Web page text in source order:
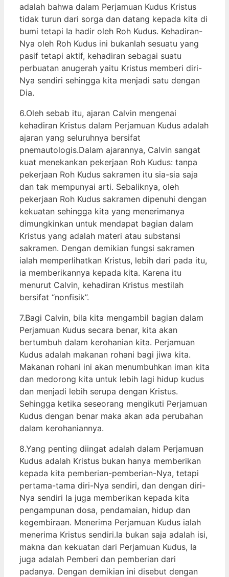
adalah bahwa dalam Perjamuan Kudus Kristus
tidak turun dari sorga dan datang kepada kita di
bumi tetapi Ia hadir oleh Roh Kudus. Kehadiran-
Nya oleh Roh Kudus ini bukanlah sesuatu yang
pasif tetapi aktif, kehadiran sebagai suatu
perbuatan anugerah yaitu Kristus memberi diri-
Nya sendiri sehingga kita menjadi satu dengan
Dia.
6.Oleh sebab itu, ajaran Calvin mengenai
kehadiran Kristus dalam Perjamuan Kudus adalah
ajaran yang seluruhnya bersifat
pnemautologis.Dalam ajarannya, Calvin sangat
kuat menekankan pekerjaan Roh Kudus: tanpa
pekerjaan Roh Kudus sakramen itu sia-sia saja
dan tak mempunyai arti. Sebaliknya, oleh
pekerjaan Roh Kudus sakramen dipenuhi dengan
kekuatan sehingga kita yang menerimanya
dimungkinkan untuk mendapat bagian dalam
Kristus yang adalah materi atau substansi
sakramen. Dengan demikian fungsi sakramen
ialah memperlihatkan Kristus, lebih dari pada itu,
ia memberikannya kepada kita. Karena itu
menurut Calvin, kehadiran Kristus mestilah
bersifat “nonfisik”.
7.Bagi Calvin, bila kita mengambil bagian dalam
Perjamuan Kudus secara benar, kita akan
bertumbuh dalam kerohanian kita. Perjamuan
Kudus adalah makanan rohani bagi jiwa kita.
Makanan rohani ini akan menumbuhkan iman kita
dan medorong kita untuk lebih lagi hidup kudus
dan menjadi lebih serupa dengan Kristus.
Sehingga ketika seseorang mengikuti Perjamuan
Kudus dengan benar maka akan ada perubahan
dalam kerohaniannya.
8.Yang penting diingat adalah dalam Perjamuan
Kudus adalah Kristus bukan hanya memberikan
kepada kita pemberian-pemberian-Nya, tetapi
pertama-tama diri-Nya sendiri, dan dengan diri-
Nya sendiri Ia juga memberikan kepada kita
pengampunan dosa, pendamaian, hidup dan
kegembiraan. Menerima Perjamuan Kudus ialah
menerima Kristus sendiri.Ia bukan saja adalah isi,
makna dan kekuatan dari Perjamuan Kudus, Ia
juga adalah Pemberi dan pemberian dari
padanya. Dengan demikian ini disebut dengan